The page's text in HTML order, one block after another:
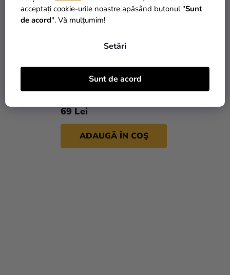
acceptați cookie-urile noastre apăsând butonul "Sunt
de acord". Vă mulțumim!
Setări
Sunt de acord
Balon din folie cu text -
Stea argintie 70 cm
69 Lei
ADAUGĂ ÎN COŞ